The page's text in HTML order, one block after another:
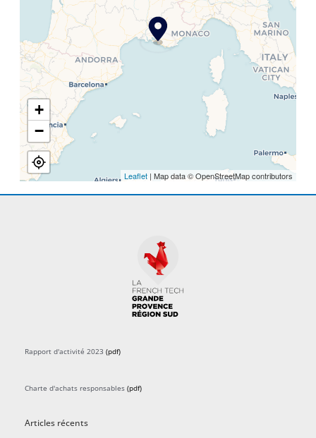
+
−
Leaflet| Map data © OpenStreetMap contributors
Rapport d'activité 2023 (pdf)
Charte d'achats responsables (pdf)
Articles récents